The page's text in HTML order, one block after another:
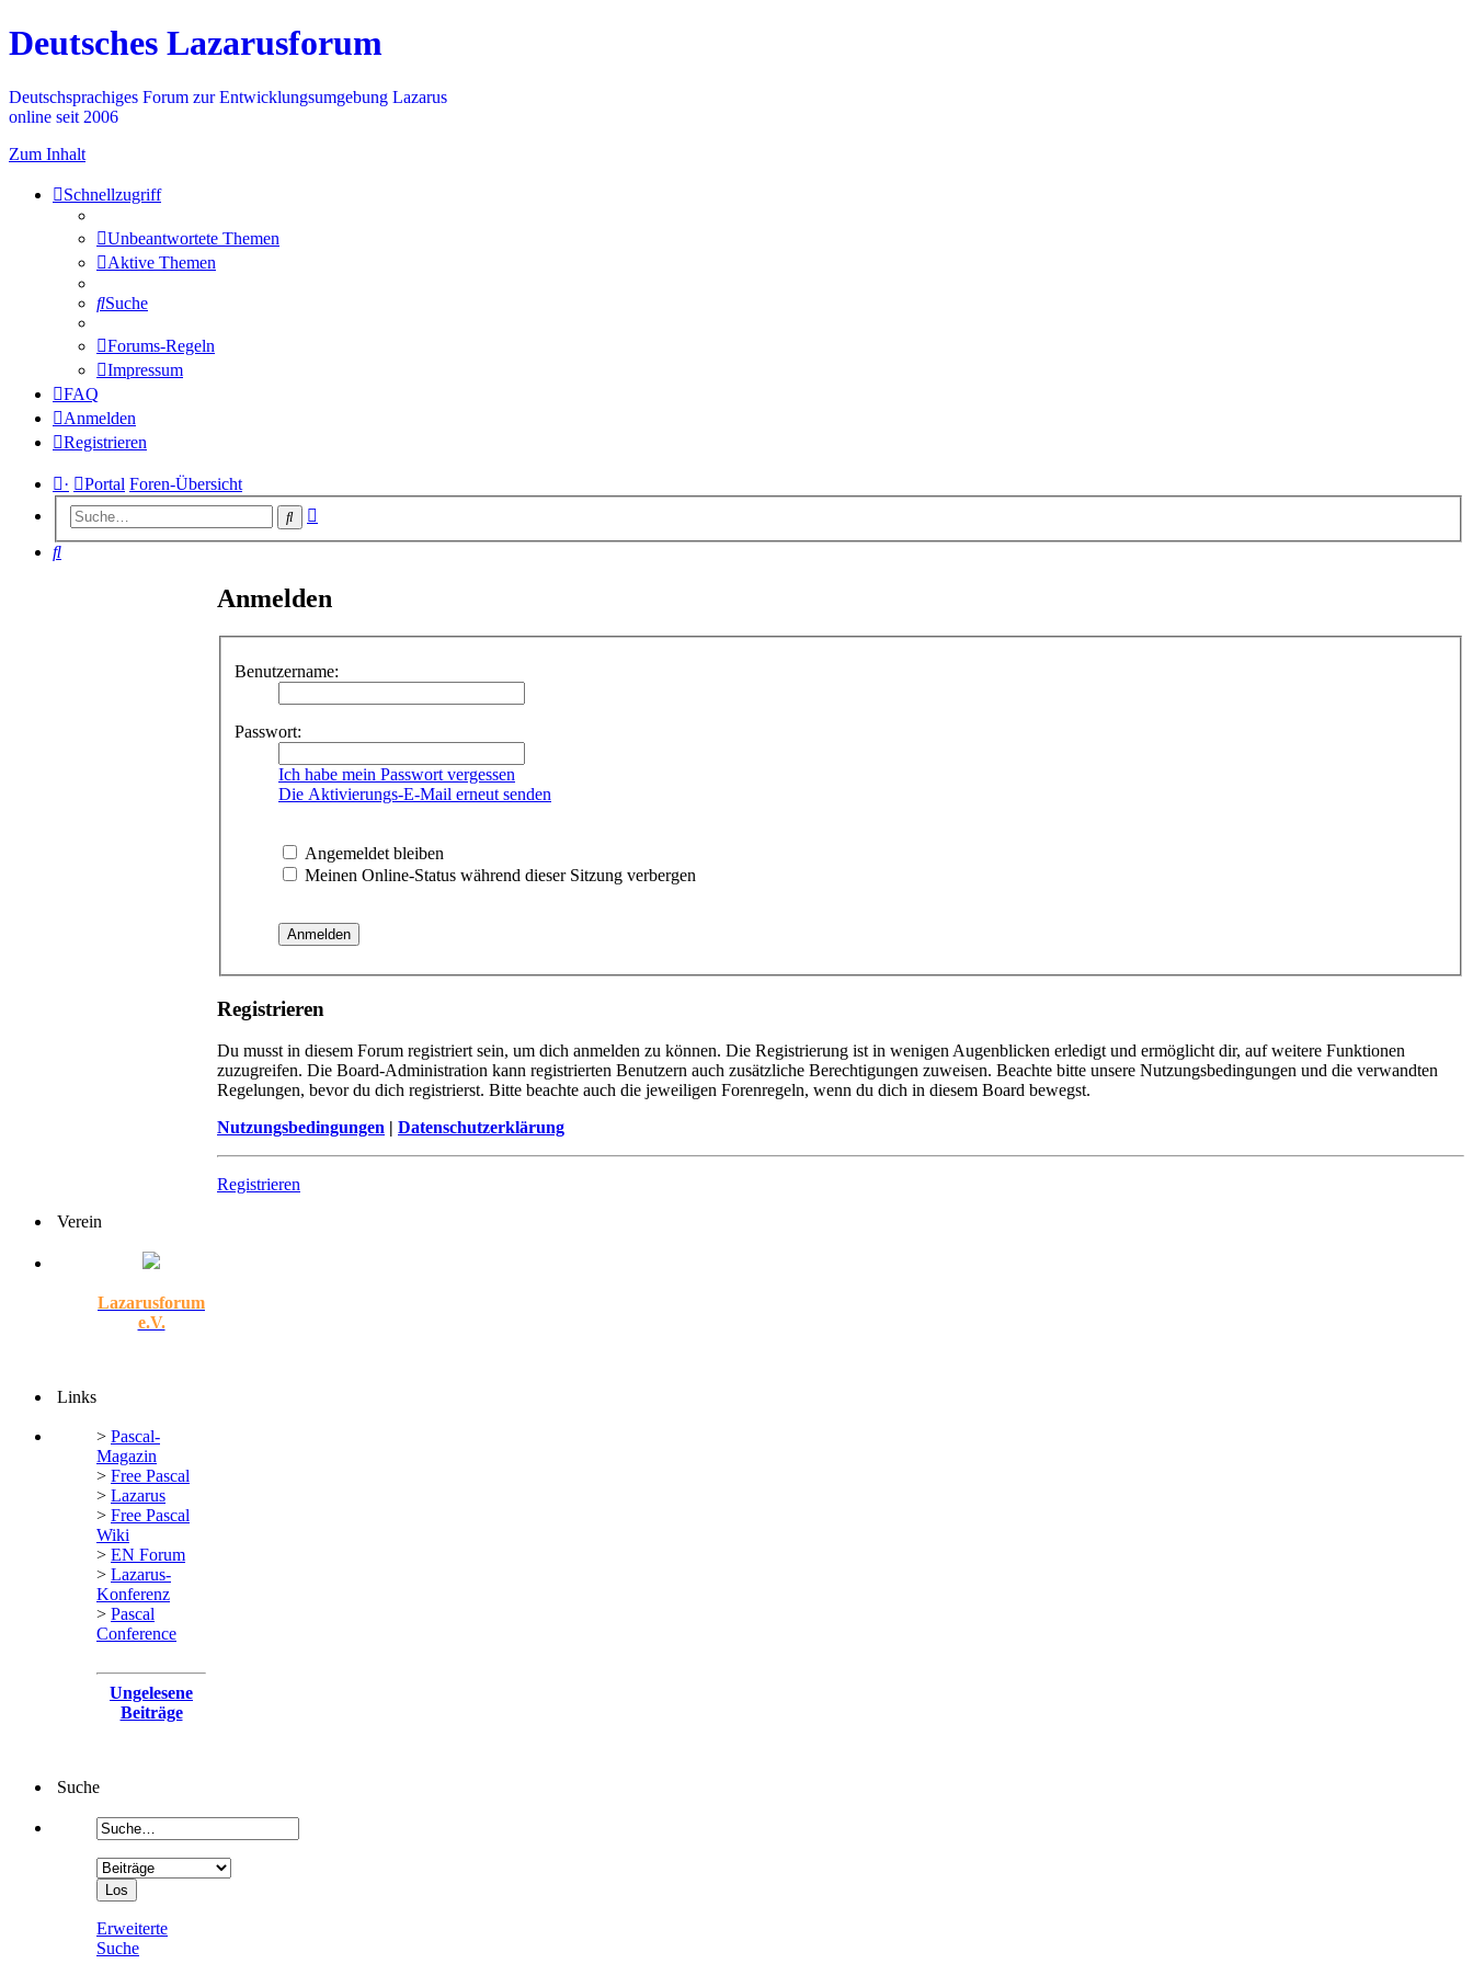
Deutsches Lazarusforum
Deutschsprachiges Forum zur Entwicklungsumgebung Lazarus
online seit 2006
Zum Inhalt
Schnellzugriff
Unbeantwortete Themen
Aktive Themen
Suche
Forums-Regeln
Impressum
FAQ
Anmelden
Registrieren
· Portal Foren-Übersicht
Suche
Suche
Anmelden
Benutzername:
Passwort:
Ich habe mein Passwort vergessen
Die Aktivierungs-E-Mail erneut senden
Angemeldet bleiben
Meinen Online-Status während dieser Sitzung verbergen
Registrieren
Du musst in diesem Forum registriert sein, um dich anmelden zu können. Die Registrierung ist in wenigen Augenblicken erledigt und ermöglicht dir, auf weitere Funktionen
zuzugreifen. Die Board-Administration kann registrierten Benutzern auch zusätzliche Berechtigungen zuweisen. Beachte bitte unsere Nutzungsbedingungen und die verwandten
Regelungen, bevor du dich registrierst. Bitte beachte auch die jeweiligen Forenregeln, wenn du dich in diesem Board bewegst.
Nutzungsbedingungen | Datenschutzerklärung
Registrieren
Verein
Lazarusforum
e.V.
Links
> Pascal-
Magazin
> Free Pascal
> Lazarus
> Free Pascal
Wiki
> EN Forum
> Lazarus-
Konferenz
> Pascal
Conference
Ungelesene
Beiträge
Suche
Erweiterte
Suche